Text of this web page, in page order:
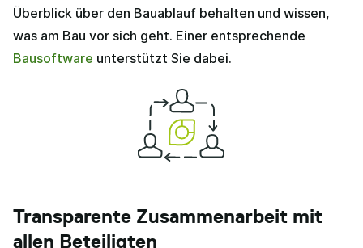
Überblick über den Bauablauf behalten und wissen,
was am Bau vor sich geht. Einer entsprechende
Bausoftware unterstützt Sie dabei.
Transparente Zusammenarbeit mit
allen Beteiligten